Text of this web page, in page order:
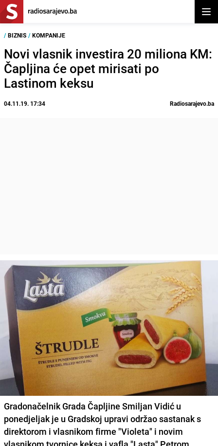
/ BIZNIS / KOMPANIJE
Novi vlasnik investira 20 miliona KM:
Čapljina će opet mirisati po
Lastinom keksu
04.11.19. 17:34 Radiosarajevo.ba
Gradonačelnik Grada Čapljine Smiljan Vidić u
ponedjeljak je u Gradskoj upravi održao sastanak s
direktorom i vlasnikom firme "Violeta" i novim